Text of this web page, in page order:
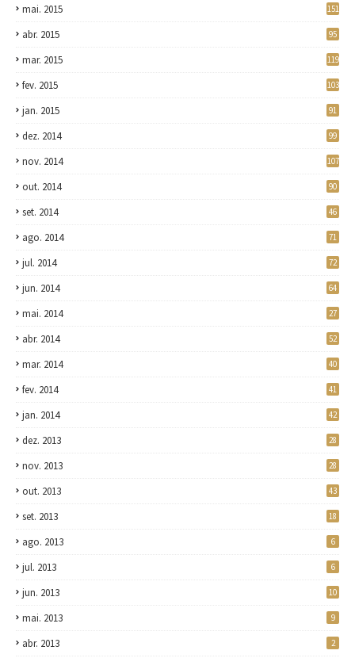
mai. 2015 151
abr. 2015 95
mar. 2015 119
fev. 2015 103
jan. 2015 91
dez. 2014 99
nov. 2014 107
out. 2014 90
set. 2014 46
ago. 2014 71
jul. 2014 72
jun. 2014 64
mai. 2014 27
abr. 2014 52
mar. 2014 40
fev. 2014 41
jan. 2014 42
dez. 2013 28
nov. 2013 28
out. 2013 43
set. 2013 18
ago. 2013 6
jul. 2013 6
jun. 2013 10
mai. 2013 9
abr. 2013 2